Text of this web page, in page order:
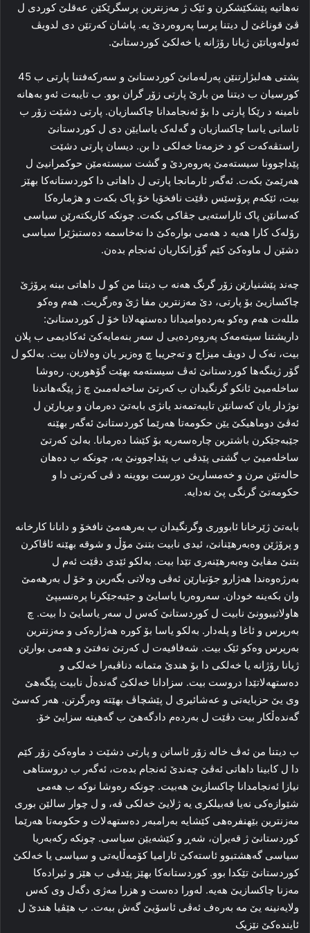
نەهاتیە پێشکێشکرن و ئێک ژ مەزنترین پرسگرێکێن عەقلێ کوردى ل
ڤێ قوناغێ ل دیتنا پرسا پەروەردێ یە. پاشان کەرتێن دى لدویڤ
ئەولەویاتێن ژیانا رۆژانە یا خەلکێ کوردستانێ.
پشتى هەلبژارتنێن پەرلەمانێ کوردستانێ و سەرکەفتنا پارتى ب 45
کورسیان ب دیتنا من بارێ پارتى زۆر گران بوو. ب تایبەت ئەو بەهانە
نامینە د رێکا پارتى دا بۆ ئەنجامدانا چاکسازیان. پارتى دشێت زۆر ب
ئاسانى یاسا چاکسازیان و گەلەک یاسایێن دى ل کوردستانێ
راستڤەکەت کو د خزمەتا خەلکى دا بن. دیسان پارتى دشێت
پێداچوونا سیستەمێ پەروەردێ و گشت سیستەمێن حوکمرانیێ ل
هەرێمێ بکەت. ئەگەر ئارمانجا پارتى ل داهاتى دا کوردستانەکا بهێز
بیت، ئێکەم پرۆسێس دڤێت نافخۆیا خۆ پاک بکەت و هژمارەکا
کەسانێن پاک ئاراستەیی جڤاکى بکەت. چونکە کاریکتەرێن سیاسى
رۆلەک کارا هەیە د هەمى بوارەکێ دا نەخاسمە دەستبژێرا سیاسى
دشێن ل ماوەکێ کێم گۆرانکاریان ئەنجام بدەن.
چەند پێشنیارێن زۆر گرنگ هەنە ب دیتنا من کو ل داهاتى ببنە پرۆژێ
چاکسازیێ بۆ پارتى، دێ مەزنترین مفا ژێ وەرگریت. هەم وەکو
مللەت هەم وەکو بەردەوامیدانا دەستهەلاتا خۆ ل کوردستانێ:
داریشتنا سیتەمەک پەروەردەیى ل سەر بنەمایەکێ ئەکادیمى ب پلان
بیت، نەک ل دویڤ میزاج و تەجریبا چ وەزیر یان وەلاتان بیت. بەلکو ل
گۆر ژینگەها کوردستانێ ئەڤ سیستەمە بهێت گۆهورین. رەوشا
ساخلەمیێ ئانکو گرنگیدان ب کەرتێ ساخەلەمىێ چ ژ پێگەهاندنا
نوژدار یان کەسانێن تایبەتمەند یانژى بابەتێ دەرمان و بڕیارێن ل
ئەڤێ دوماهیکێ یێن حکومەتا هەرێما کوردستانێ ئەگەر بهێنە
جێبەجێکرن باشترین چارەسەریە بۆ کێشا دەرمانا. بەلێ کەرتێ
ساخلەمیێ ب گشتى پێدڤى ب پێداچوونێ یە، چونکە ب دەهان
حالەتێن مرن و خەمساریێ دورست بووینە د ڤى کەرتى دا و
حکومەتێ گرنگى پێ نەدایە.
بابەتێ ژێرخانا ئابوورى وگرنگیدان ب بەرهەمێ نافخۆ و دانانا کارخانە
و پرۆژێن وەبەرهێنانێ، ئیدى نابیت بتنێ مۆڵ و شوقە بهێنە ئاڤاکرن
بتنێ مفایێ وەبەرهێنەرى تێدا بیت. بەلکو ئێدى دڤێت ئەم ل
بەرژەوەندا هەژارو جۆتیارێن ئەڤی وەلاتى بگەرین و خۆ ل بەرهەمێ
وان بکەینە خودان. سەروەریا یاسایێ و جێبەجێکرنا پرەنسیپێ
هاولاتیبوونێ نابیت ل کوردستانێ کەس ل سەر یاسایێ دا بیت. چ
بەرپرس و ئاغا و پلەدار. بەلکو یاسا بۆ کورە هەژارەکی و مەزنترین
بەرپرس وەکو ئێک بیت. شەفافیەت ل کەرتێ نەفتێ و هەمى بوارێن
ژیانا رۆژانە یا خەلکى دا بۆ هندێ متمانە دناڤبەرا خەلکى و
دەستهەلاتێدا دروست بیت. سزادانا خەلکێ گەندەڵ نابیت پێگەهێ
وی یێ حزبایەتى و عەشائیرى ل پێشچاڤ بهێتە وەرگرتن. هەر کەسێ
گەندەڵکار بیت دڤێت ل بەردەم دادگەهێ ب گەهیتە سزایێ خۆ.
ب دیتنا من ئەڤ خالە زۆر ئاسانن و پارتى دشێت د ماوەکێ زۆر کێم
دا ل کابینا داهاتى ئەڤێ چەندێ ئەنجام بدەت، ئەگەر ب دروستاهى
نیازا ئەنجامدانا چاکسازیێ هەبیت. چونکە رەوشا نوکە ب هەمى
شێوازەکی نەیا قەبیلکرى یە ژلایێ خەلکى ڤە، و ل چوار سالێن بورى
مەزنترین بێهنفرەهی کێشایە بەرامبەر دەستهەلات و حکومەتا هەرێما
کوردستانێ ژ قەیران، شەڕ و کێشەیێن سیاسى. چونکە رکەبەریا
سیاسى گەهشتبوو ئاستەکێ ئارامیا کۆمەڵایەتى و سیاسى یا خەلکێ
کوردستانێ تێکدا بوو. کوردستانەکا بهێز پێدڤى ب هێز و ئیرادەکا
مەزنا چاکسازیێ هەیە. لەورا دەست و هزرا مەژى دگەل وى کەس
ولایەنینە یێ مە بەرەف ئەڤى ئاسۆیێ گەش ببەت. ب هێڤیا هندێ ل
ئایندەکێ نێزیک